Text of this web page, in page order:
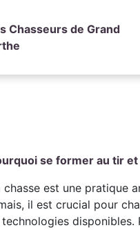
Chasseurs de Grand
se former au tir
chasse est une pratique
il est crucial pour
disponibles.